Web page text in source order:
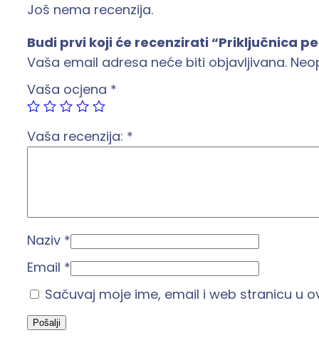
Još nema recenzija.
Budi prvi koji će recenzirati “Priključnica
Vaša email adresa neće biti objavljivana.
Vaša ocjena *
Vaša recenzija: *
Naziv *
Email *
Sačuvaj moje ime, email i web stranicu u